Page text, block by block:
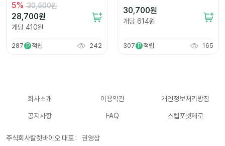
5% 30,500원
28,700원
개당 410원
287 P 적립 242
30,700원
개당 614원
307 P 적립 165
회사소개 이용약관 개인정보처리방침
공지사항 FAQ 스텝포넷제로
주식회사칼렛바이오 대표 :
권영삼